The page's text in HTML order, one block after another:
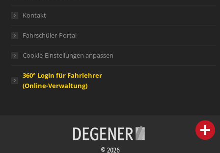
Kontakt
Fahrschüler-Portal
Cookie-Einstellungen anpassen
360° Login für Fahrlehrer
(Online-Verwaltung)
© 2026
person IHR FACHBERATER